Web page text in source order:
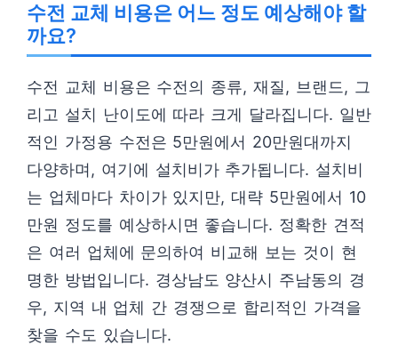
수전 교체 비용은 어느 정도 예상해야 할
까요?
수전 교체 비용은 수전의 종류, 재질, 브랜드, 그
리고 설치 난이도에 따라 크게 달라집니다. 일반
적인 가정용 수전은 5만원에서 20만원대까지
다양하며, 여기에 설치비가 추가됩니다. 설치비
는 업체마다 차이가 있지만, 대략 5만원에서 10
만원 정도를 예상하시면 좋습니다. 정확한 견적
은 여러 업체에 문의하여 비교해 보는 것이 현
명한 방법입니다. 경상남도 양산시 주남동의 경
우, 지역 내 업체 간 경쟁으로 합리적인 가격을
찾을 수도 있습니다.